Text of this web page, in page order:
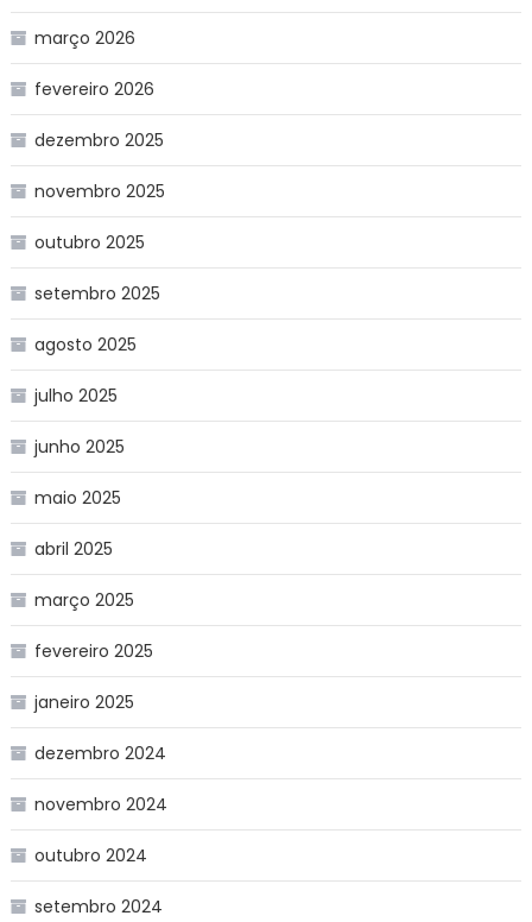
março 2026
fevereiro 2026
dezembro 2025
novembro 2025
outubro 2025
setembro 2025
agosto 2025
julho 2025
junho 2025
maio 2025
abril 2025
março 2025
fevereiro 2025
janeiro 2025
dezembro 2024
novembro 2024
outubro 2024
setembro 2024